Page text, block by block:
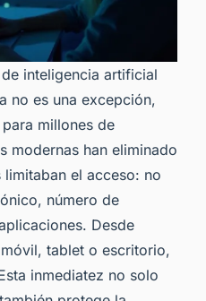
inteligencia artificial
no es una excepción,
millones de
modernas han eliminado
el acceso: no
número de
Desde
tablet o escritorio,
inmediatez no solo